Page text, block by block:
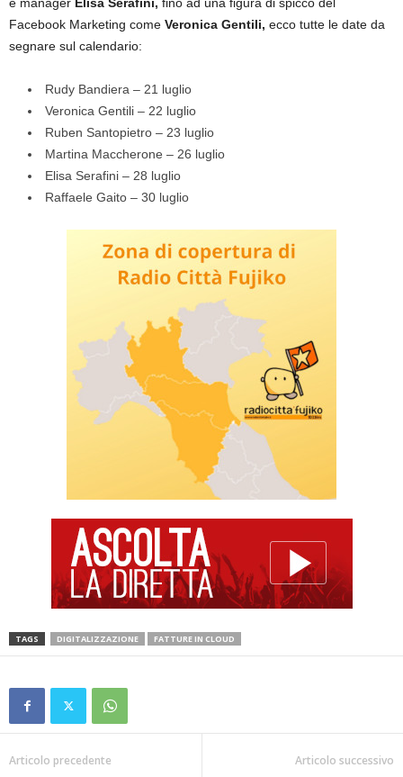
e manager Elisa Serafini, fino ad una figura di spicco del
Facebook Marketing come Veronica Gentili, ecco tutte le date da
segnare sul calendario:
Rudy Bandiera – 21 luglio
Veronica Gentili – 22 luglio
Ruben Santopietro – 23 luglio
Martina Maccherone – 26 luglio
Elisa Serafini – 28 luglio
Raffaele Gaito – 30 luglio
TAGS DIGITALIZZAZIONE FATTURE IN CLOUD
Articolo precedente Articolo successivo